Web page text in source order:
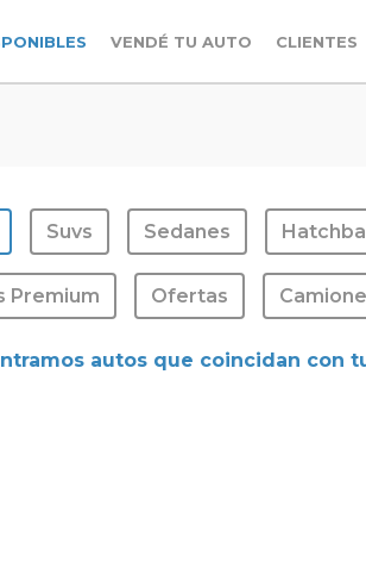
VENDÉ TU AUTO CLIENTES
Suvs Sedanes
Premium Ofertas
autos que coincidan con